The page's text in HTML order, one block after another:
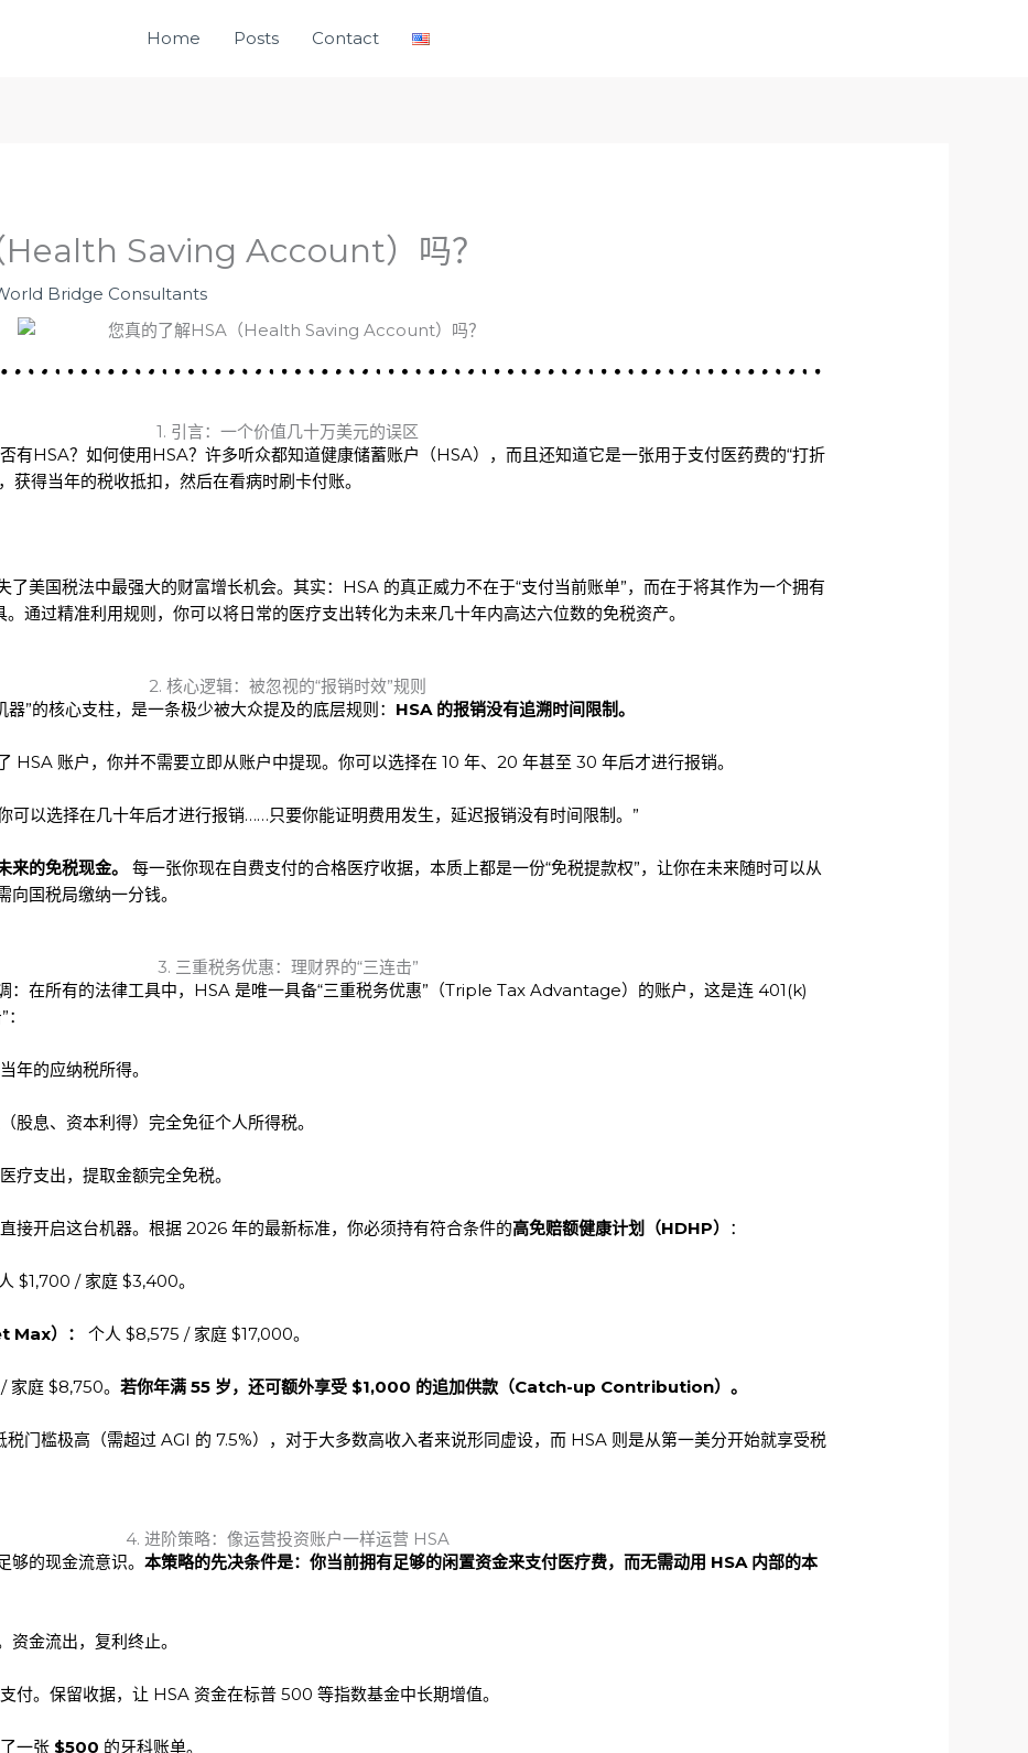
Home Posts Contact
Health Saving Account）吗？
Bridge Consultants
1. 引言：一个价值几十万美元的误区
有HSA？如何使用HSA？许多听众都知道健康储蓄账户（HSA），而且还知道它是一张用于支付医药费的“打折
得当年的税收抵扣，然后在看病时刷卡付账。
了美国税法中最强大的财富增长机会。其实：HSA 的真正威力不在于“支付当前账单”，而在于将其作为一个拥有
通过精准利用规则，你可以将日常的医疗支出转化为未来几十年内高达六位数的免税资产。
2. 核心逻辑：被忽视的“报销时效”规则
”的核心支柱，是一条极少被大众提及的底层规则： HSA 的报销没有追溯时间限制。
HSA 账户，你并不需要立即从账户中提现。你可以选择在 10 年、20 年甚至 30 年后才进行报销。
可以选择在几十年后才进行报销……只要你能证明费用发生，延迟报销没有时间限制。”
来的免税现金。
每一张你现在自费支付的合格医疗收据，本质上都是一份“免税提款权”，让你在未来随时可以从
国税局缴纳一分钱。
3. 三重税务优惠：理财界的“三连击”
：在所有的法律工具中，HSA 是唯一具备“三重税务优惠”（Triple Tax Advantage）的账户，这是连 401(k)
年的应纳税所得。
股息、资本利得）完全免征个人所得税。
疗支出，提取金额完全免税。
接开启这台机器。根据 2026 年的最新标准，你必须持有符合条件的高免赔额健康计划（HDHP） ：
$1,700 / 家庭 $3,400。
）： 个人 $8,575 / 家庭 $17,000。
家庭 $8,750。若你年满 55 岁，还可额外享受 $1,000 的追加供款（Catch-up Contribution）。
税门槛极高（需超过 AGI 的 7.5%），对于大多数高收入者来说形同虚设，而 HSA 则是从第一美分开始就享受税
4. 进阶策略：像运营投资账户一样运营 HSA
够的现金流意识。本策略的先决条件是：你当前拥有足够的闲置资金来支付医疗费，而无需动用 HSA 内部的本
金流出，复利终止。
付。保留收据，让 HSA 资金在标普 500 等指数基金中长期增值。
一张 $500 的牙科账单。